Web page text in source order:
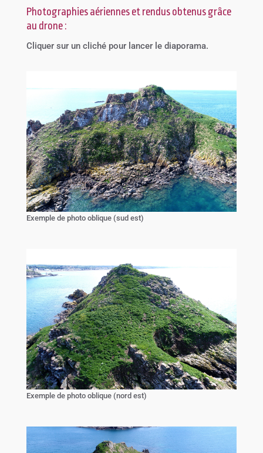
Photographies aériennes et rendus obtenus grâce
au drone :
Cliquer sur un cliché pour lancer le diaporama.
Exemple de photo oblique (sud est)
Exemple de photo oblique (nord est)